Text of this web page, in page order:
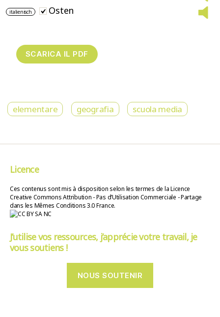
italienisch Osten
elementare geografia scuola media
Licence
Ces contenus sont mis à disposition selon les termes de la Licence
Creative Commons Attribution - Pas d’Utilisation Commerciale - Partage
dans les Mêmes Conditions 3.0 France.
J’utilise vos ressources, j’apprécie votre travail, je
vous soutiens !
NOUS SOUTENIR